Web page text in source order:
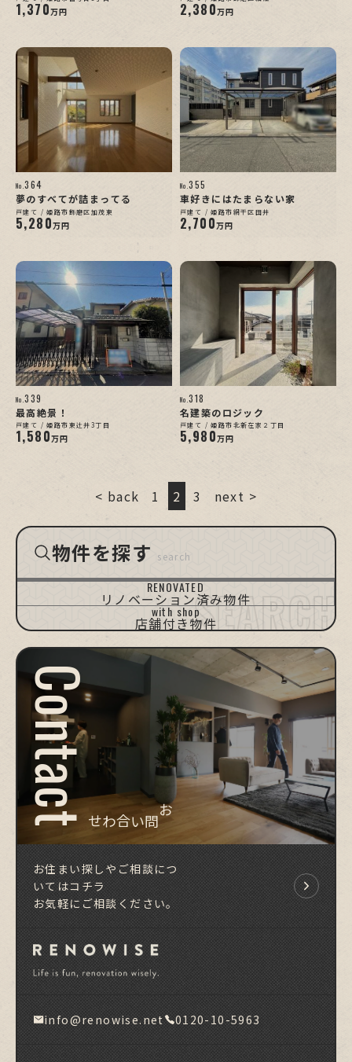
1,370万円 2,380万円
No.364
夢のすべてが詰まってる
戸建て / 姫路市飾磨区加茂東
5,280万円
No.355
車好きにはたまらない家
戸建て / 姫路市網干区田井
2,700万円
No.339
最高絶景！
戸建て / 姫路市東辻井3丁目
1,580万円
No.318
名建築のロジック
戸建て / 姫路市北新在家２丁目
5,980万円
< back 1 2 3 next >
物件を探す search
姫路/戸建て
姫路/マンション
TAKASAGO OTHERS
RENOVATED
リノベーション済み物件
with shop
店舗付き物件
Contact
お問い合わせ
お住まい探しやご相談につ
いてはコチラ
お気軽にご相談ください。
info@renowise.net 0120-10-5963